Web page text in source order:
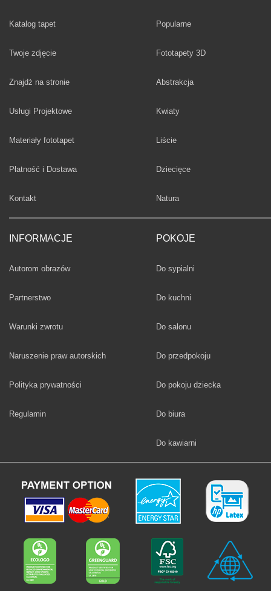
Katalog tapet
Twoje zdjęcie
Znajdż na stronie
Usługi Projektowe
Materiały fototapet
Płatność i Dostawa
Kontakt
INFORMACJE
Autorom obrazów
Partnerstwo
Warunki zwrotu
Naruszenie praw autorskich
Polityka prywatności
Regulamin
Fototapety
Popularne
Fototapety 3D
Fototapety
Abstrakcja
Fototapety
Kwiaty
Fototapety
Liście
Fototapety
Dziecięce
Fototapety
Natura
POKOJE
Fototapety
Do sypialni
Fototapety
Do kuchni
Fototapety
Do salonu
Fototapety
Do przedpokoju
Fototapety
Do pokoju dziecka
Fototapety
Do biura
Fototapety
Do kawiarni